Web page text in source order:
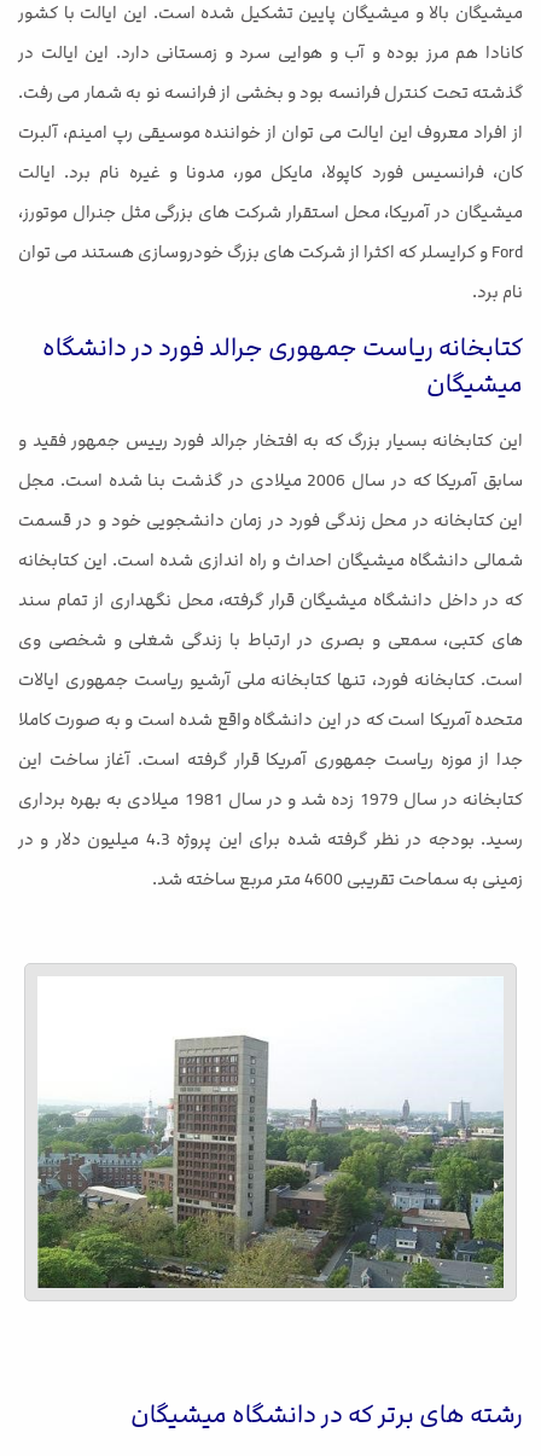
میشیگان بالا و میشیگان پایین تشکیل شده است. این ایالت با کشور
کانادا هم مرز بوده و آب و هوایی سرد و زمستانی دارد. این ایالت در
گذشته تحت کنترل فرانسه بود و بخشی از فرانسه نو به شمار می رفت.
از افراد معروف این ایالت می توان از خواننده موسیقی رپ امینم، آلبرت
کان، فرانسیس فورد کاپولا، مایکل مور، مدونا و غیره نام برد. ایالت
میشیگان در آمریکا، محل استقرار شرکت های بزرگی مثل جنرال موتورز،
Ford و کرایسلر که اکثرا از شرکت های بزرگ خودروسازی هستند می توان
نام برد.
کتابخانه ریاست جمهوری جرالد فورد در دانشگاه
میشیگان
این کتابخانه بسیار بزرگ که به افتخار جرالد فورد رییس جمهور فقید و
سابق آمریکا که در سال 2006 میلادی در گذشت بنا شده است. مجل
این کتابخانه در محل زندگی فورد در زمان دانشجویی خود و در قسمت
شمالی دانشگاه میشیگان احداث و راه اندازی شده است. این کتابخانه
که در داخل دانشگاه میشیگان قرار گرفته، محل نگهداری از تمام سند
های کتبی، سمعی و بصری در ارتباط با زندگی شغلی و شخصی وی
است. کتابخانه فورد، تنها کتابخانه ملی آرشیو ریاست جمهوری ایالات
متحده آمریکا است که در این دانشگاه واقع شده است و به صورت کاملا
جدا از موزه ریاست جمهوری آمریکا قرار گرفته است. آغاز ساخت این
کتابخانه در سال 1979 زده شد و در سال 1981 میلادی به بهره برداری
رسید. بودجه در نظر گرفته شده برای این پروژه 4.3 میلیون دلار و در
زمینی به سماحت تقریبی 4600 متر مربع ساخته شد.
رشته های برتر که در دانشگاه میشیگان